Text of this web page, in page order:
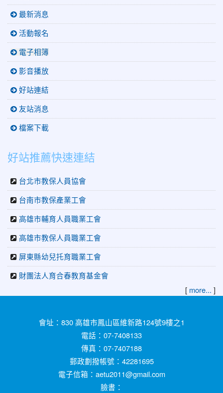
最新消息
活動報名
電子相簿
影音播放
好站連結
友站消息
檔案下載
好站推薦快速連結
台北市教保人員協會
台南市教保產業工會
高雄市輔育人員職業工會
高雄市教保人員職業工會
屏東縣幼兒托育職業工會
財團法人育合春教育基金會
[ more... ]
會址：830 高雄市鳳山區維新路124號9樓之1
電話：07-7408133
傳真：07-7407188
郵政劃撥帳號：42281695
電子信箱：aetu2011@gmail.com
臉書：